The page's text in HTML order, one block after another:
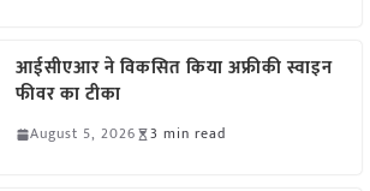
आईसीएआर ने विकसित किया अफ्रीकी स्वाइन
फीवर का टीका
August 5, 2026 3 min read